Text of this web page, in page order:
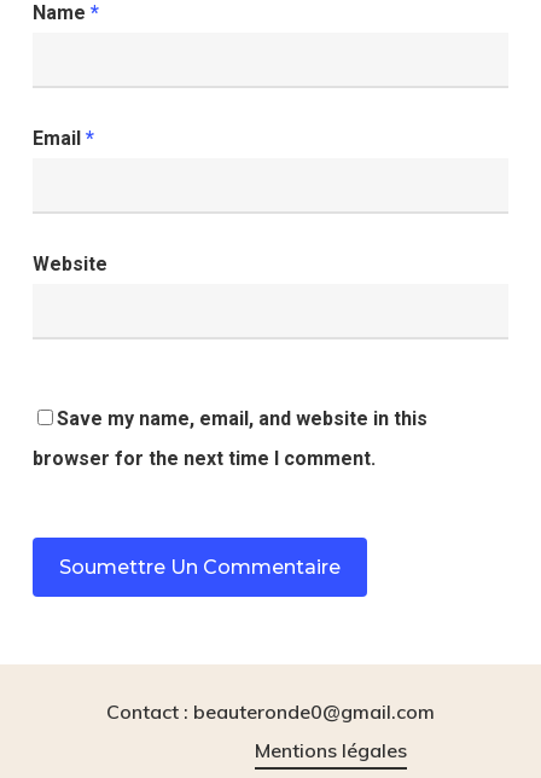
Name *
Email *
Website
Save my name, email, and website in this
browser for the next time I comment.
Contact : beauteronde0@gmail.com
Mentions légales